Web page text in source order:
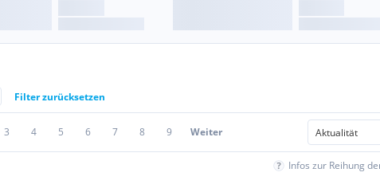
Filter zurücksetzen
3 4 5 6 7 8 9 Weiter
Infos zur Reihung